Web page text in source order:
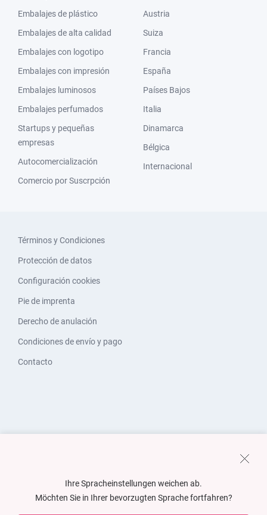
Embalajes de plástico
Embalajes de alta calidad
Embalajes con logotipo
Embalajes con impresión
Embalajes luminosos
Embalajes perfumados
Startups y pequeñas
empresas
Autocomercialización
Comercio por Suscrpción
Austria
Suiza
Francia
España
Países Bajos
Italia
Dinamarca
Bélgica
Internacional
Términos y Condiciones
Protección de datos
Configuración cookies
Pie de imprenta
Derecho de anulación
Condiciones de envío y pago
Contacto
Ihre Spracheinstellungen weichen ab.
Möchten Sie in Ihrer bevorzugten Sprache fortfahren?